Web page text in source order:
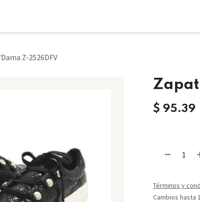
Z-2526DFV
$ 95.39
Términos y
Cambios hasta